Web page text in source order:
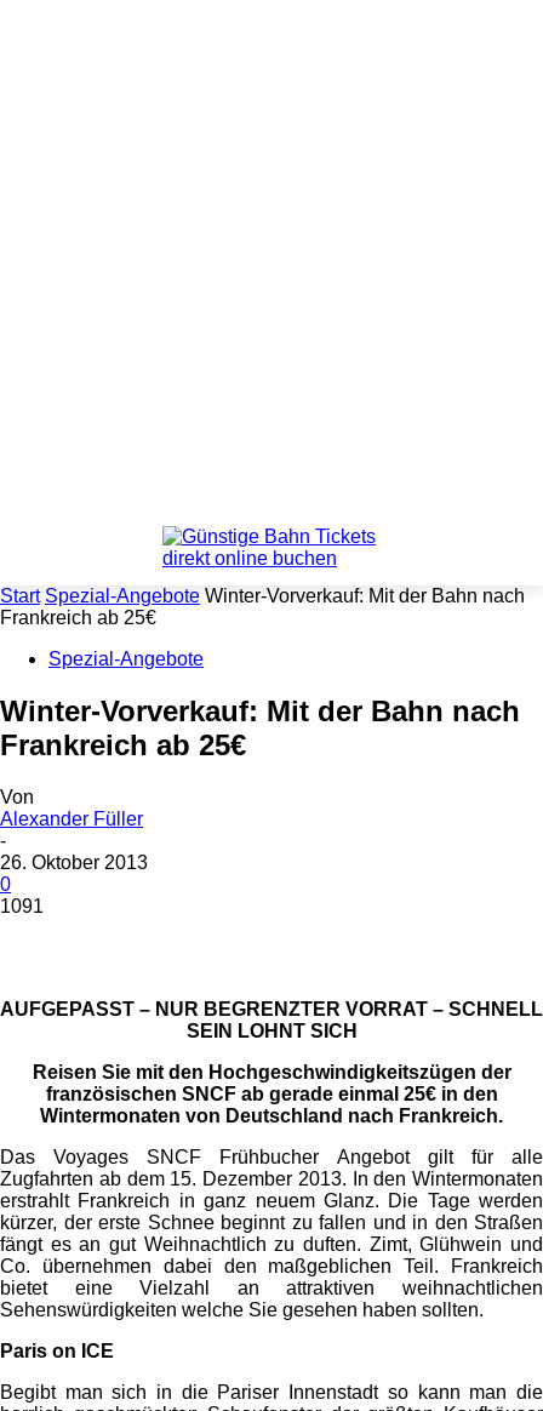
Start Spezial-Angebote Winter-Vorverkauf: Mit der Bahn nach
Frankreich ab 25€
Spezial-Angebote
Winter-Vorverkauf: Mit der Bahn nach
Frankreich ab 25€
Von
Alexander Füller
-
26. Oktober 2013
0
1091
AUFGEPASST – NUR BEGRENZTER VORRAT – SCHNELL
SEIN LOHNT SICH
Reisen Sie mit den Hochgeschwindigkeitszügen der
französischen SNCF ab gerade einmal 25€ in den
Wintermonaten von Deutschland nach Frankreich.
Das Voyages SNCF Frühbucher Angebot gilt für alle
Zugfahrten ab dem 15. Dezember 2013. In den Wintermonaten
erstrahlt Frankreich in ganz neuem Glanz. Die Tage werden
kürzer, der erste Schnee beginnt zu fallen und in den Straßen
fängt es an gut Weihnachtlich zu duften. Zimt, Glühwein und
Co. übernehmen dabei den maßgeblichen Teil. Frankreich
bietet eine Vielzahl an attraktiven weihnachtlichen
Sehenswürdigkeiten welche Sie gesehen haben sollten.
Paris on ICE
Begibt man sich in die Pariser Innenstadt so kann man die